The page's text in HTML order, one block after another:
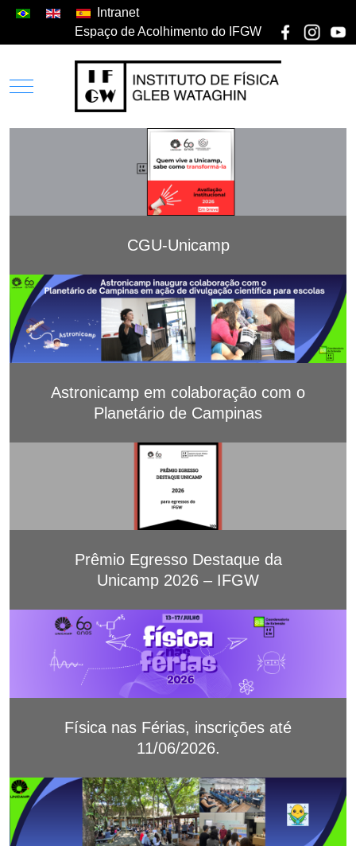
Intranet
Espaço de Acolhimento do IFGW
CGU-Unicamp
Astronicamp em colaboração com o
Planetário de Campinas
Prêmio Egresso Destaque da
Unicamp 2026 – IFGW
Física nas Férias, inscrições até
11/06/2026.